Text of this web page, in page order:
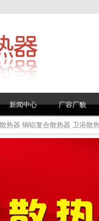
新闻中心 厂容厂貌
热器 铜铝复合散热器 卫浴散